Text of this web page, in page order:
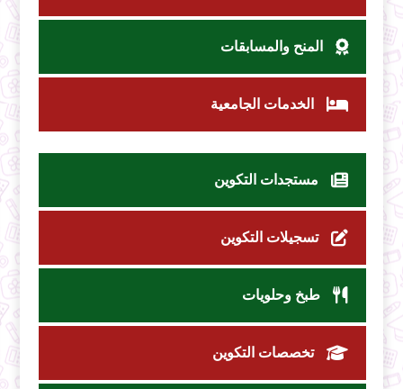
المنح والمسابقات
الخدمات الجامعية
مستجدات التكوين
تسجيلات التكوين
طبخ وحلويات
تخصصات التكوين